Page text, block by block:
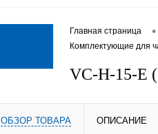
Главная страница •
Комплектующие для
VC-H-15-E
ОБЗОР ТОВАРА ОПИСАНИЕ